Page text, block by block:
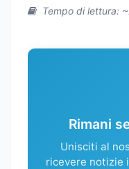
Tempo di lettura:
Rimani
Unisciti al
ricevere notizie